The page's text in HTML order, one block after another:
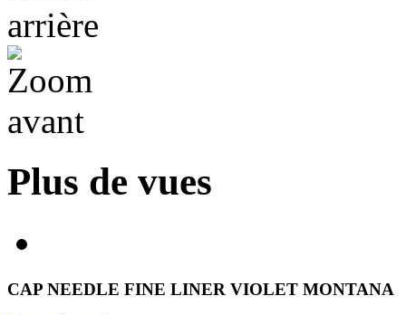
Plus de vues
CAP NEEDLE FINE LINER VIOLET MONTANA